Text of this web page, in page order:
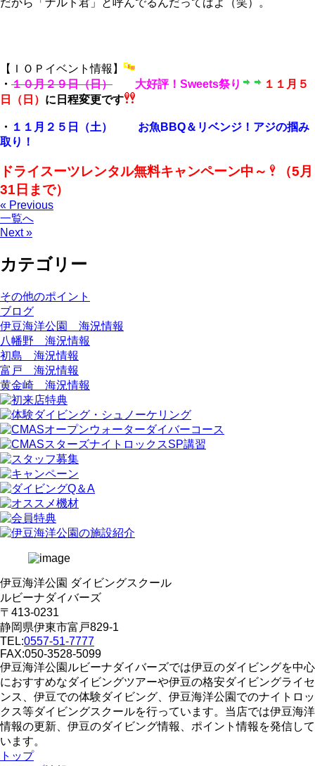
だから「ナルト君」と呼んでるんだってばよ（笑）。
【ＩＯＰイベント情報】
・ １０月２９日（日） 大好評！Sweets祭り
１１月５
日（日） に日程変更です
・ １１月２５日（土） お魚BBQ＆リベンジ！アジの掴み
取り！
ドライスーツレンタル無料キャンペーン中～
（5月
31日まで）
« Previous
一覧へ
Next »
カテゴリー
その他のポイント
ブログ
伊豆海洋公園 海況情報
八幡野 海況情報
初島 海況情報
富戸 海況情報
黄金崎 海況情報
伊豆海洋公園 ダイビングスクール
ルビーナダイバーズ
〒413-0231
静岡県伊東市富戸829-1
TEL:0557-51-7777
FAX:050-3528-5099
伊豆海洋公園ルビーナダイバーズでは伊豆のダイビングを中心
におすすめなダイビングツアーや伊豆の格安ダイビングライセ
ンス、伊豆での体験ダイビング、伊豆海洋公園でのナイトロッ
クス等ダイビングスクールを行っています。当店では伊豆海洋
情報の更新、伊豆のダイビング情報、ポイント情報を発信して
います。
トップ